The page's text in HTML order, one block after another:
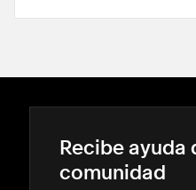
Recibe ayuda
comunidad